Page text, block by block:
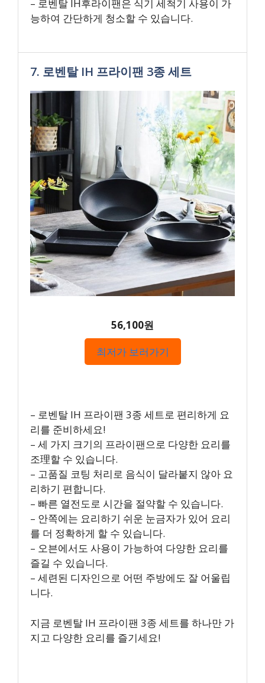
– 로벤탈 IH후라이팬은 식기 세척기 사용이 가
능하여 간단하게 청소할 수 있습니다.
7. 로벤탈 IH 프라이팬 3종 세트
56,100원
최저가 보러가기
– 로벤탈 IH 프라이팬 3종 세트로 편리하게 요
리를 준비하세요!
– 세 가지 크기의 프라이팬으로 다양한 요리를
조理할 수 있습니다.
– 고품질 코팅 처리로 음식이 달라붙지 않아 요
리하기 편합니다.
– 빠른 열전도로 시간을 절약할 수 있습니다.
– 안쪽에는 요리하기 쉬운 눈금자가 있어 요리
를 더 정확하게 할 수 있습니다.
– 오븐에서도 사용이 가능하여 다양한 요리를
즐길 수 있습니다.
– 세련된 디자인으로 어떤 주방에도 잘 어울립
니다.
지금 로벤탈 IH 프라이팬 3종 세트를 하나만 가
지고 다양한 요리를 즐기세요!